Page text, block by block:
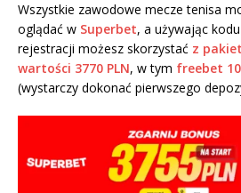
Wszystkie zawodowe mecze tenisa
oglądać w Superbet, a używając kodu
rejestracji możesz skorzystać z
wartości 3770 PLN, w tym freebet
(wystarczy dokonać pierwszego